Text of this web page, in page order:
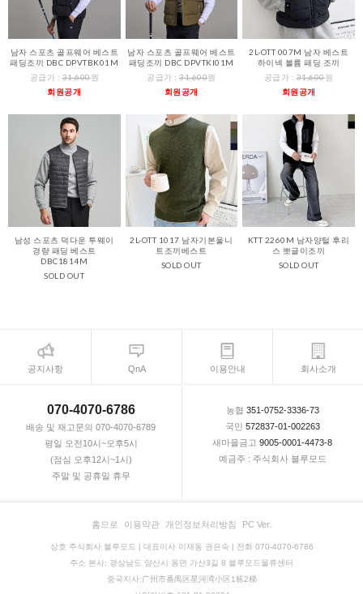
남자 스포츠 골프웨어 베스트
패딩조끼 DBC DPVTBK01M
공급가 :31,600원
회원공개
남자 스포츠 골프웨어 베스트
패딩조끼 DBC DPVTKI01M
공급가 :31,600원
회원공개
2L-OTT 007M 남자 베스트
하이넥 볼륨 패딩 조끼
공급가 : 31,600원
회원공개
남성 스포츠 덕다운 투웨이
경량 패딩 베스트
DBC1814M
SOLD OUT
2L-OTT 1017 남자기본울니
트조끼베스트
SOLD OUT
KTT 2260M 남자양털 후리
스 뽀글이조끼
SOLD OUT
공지사항 QnA 이용안내 회사소개
070-4070-6786
배송 및 재고문의 070-4070-6789
평일 오전10시~오후5시
(점심 오후12시~1시)
주말 및 공휴일 휴무
농협 351-0752-3336-73
국민 572837-01-002263
새마을금고 9005-0001-4473-8
예금주 : 주식회사 블루모드
홈으로 이용약관 개인정보처리방침 PC Ver.
상호 주식회사 블루모드 | 대표이사 이재동 권은숙 | 전화 070-4070-6786
주소 본사: 경상남도 양산시 동면 가산3길 8 블루모드물류센터
중국지사:广州市番禺区星河湾小区1栋2梯